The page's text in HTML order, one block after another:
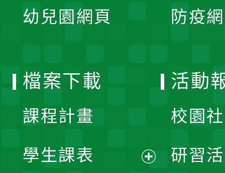
幼兒園網頁 防疫
檔案下載
課程計畫
學生課表
活動
校園
研習